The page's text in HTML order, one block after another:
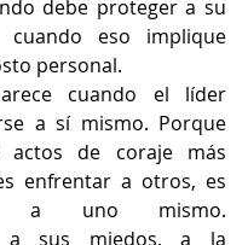
debe proteger a su
cuando eso implique
personal.
cuando el líder
a sí mismo. Porque
de coraje más
enfrentar a otros, es
a uno mismo.
a sus miedos, a la